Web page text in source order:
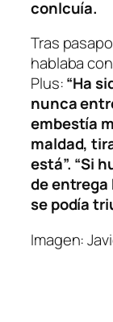
conlcuía.
Tras
hablaba
Plus:“Ha
nunca
embestía
maldad,
está”. “Si
de entrega
se podía
Imagen: